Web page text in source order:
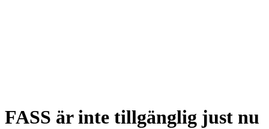
FASS är inte tillgänglig just nu